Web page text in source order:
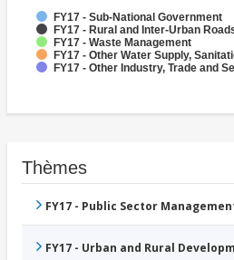
FY17 - Sub-National Government
FY17 - Rural and Inter-Urban
FY17 - Waste Management
FY17 - Other Water Supply,
FY17 - Other Industry, Trade and
Thèmes
FY17 - Public Sector
FY17 - Urban and Rural